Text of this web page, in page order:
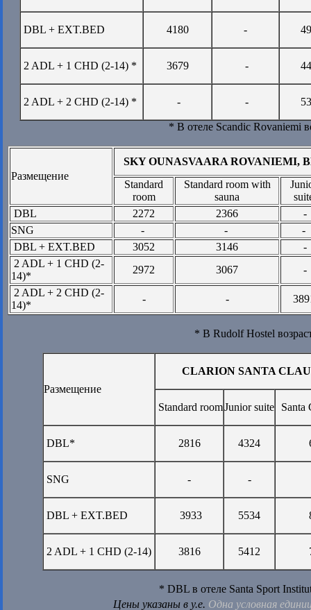
DBL + EXT.BED 4180 -
2 ADL + 1 CHD (2-14) * 3679 -
2 ADL + 2 CHD (2-14) * - -
* В отеле Scandic Rovaniemi
Размещение
SKY OUNASVAARA ROVANIEMI,
Standard
room
Standard room with
sauna
DBL
2272 2366
-
SNG
- -
-
DBL + EXT.BED
3052 3146
-
2 ADL + 1 CHD (2-
14)*
2972 3067
-
2 ADL + 2 CHD (2-
14)*
- -
* В Rudolf Hostel
Размещение
CLARION SANTA
Standard roomJunior suite
DBL* 2816 4324
SNG - -
DBL + EXT.BED 3933 5534
2 ADL + 1 CHD (2-14) 3816 5412
* DBL в отеле Santa Sport
Цены указаны в у.е. Одна условная